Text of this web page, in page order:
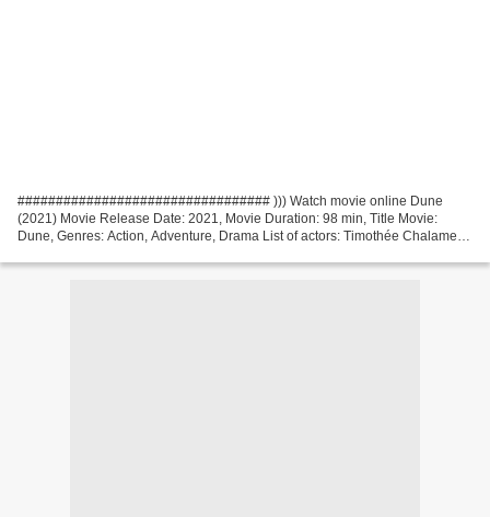
################################# ))) Watch movie online Dune
(2021) Movie Release Date: 2021, Movie Duration: 98 min, Title Movie:
Dune, Genres: Action, Adventure, Drama List of actors: Timothée Chalamet,